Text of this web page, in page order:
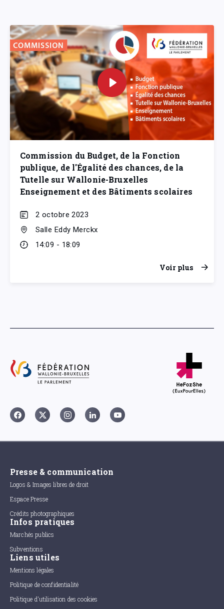
Commission du Budget, de la Fonction
publique, de l'Égalité des chances, de la
Tutelle sur Wallonie-Bruxelles
Enseignement et des Bâtiments scolaires
2 octobre 2023
Salle Eddy Merckx
14:09 - 18:09
Voir plus
Presse & communication
Logos & Images libres de droit
Espace Presse
Crédits photographiques
Infos pratiques
Marchés publics
Subventions
Liens utiles
Mentions légales
Politique de confidentialité
Politique d'utilisation des cookies